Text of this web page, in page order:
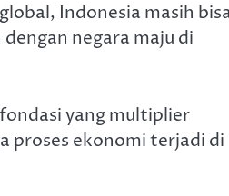
Indonesia masih
negara maju di
yang multiplier
proses ekonomi terjadi di